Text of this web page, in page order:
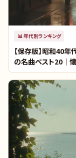
📊 年代別ランキング
【保存版】昭和40
の名曲ベスト20｜